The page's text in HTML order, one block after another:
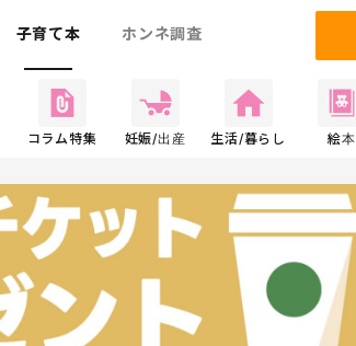
子育て本 ホンネ調査
コラム特集 妊娠/出産 生活/暮らし 絵本